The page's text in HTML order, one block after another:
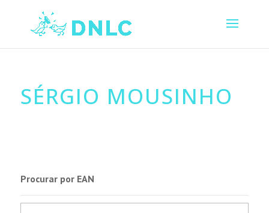
SÉRGIO MOUSINHO
Procurar por EAN